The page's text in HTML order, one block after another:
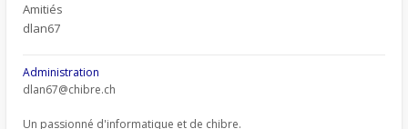
Amitiés
dlan67
Administration
dlan67@chibre.ch
Un passionné d'informatique et de chibre.